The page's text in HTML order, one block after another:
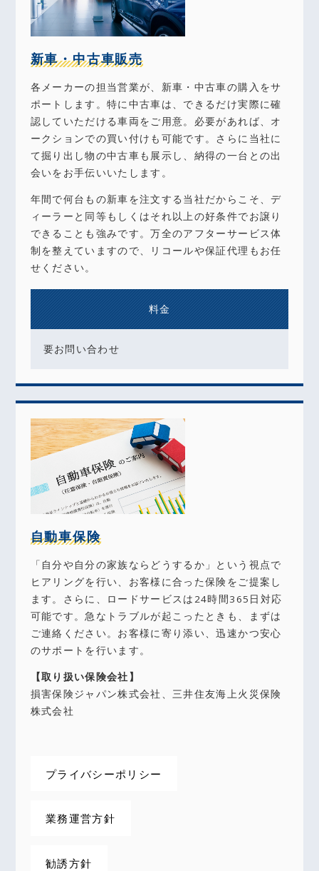
新車・中古車販売
各メーカーの担当営業が、新車・中古車の購入をサ
ポートします。特に中古車は、できるだけ実際に確
認していただける車両をご用意。必要があれば、オ
ークションでの買い付けも可能です。さらに当社に
て掘り出し物の中古車も展示し、納得の一台との出
会いをお手伝いいたします。
年間で何台もの新車を注文する当社だからこそ、デ
ィーラーと同等もしくはそれ以上の好条件でお譲り
できることも強みです。万全のアフターサービス体
制を整えていますので、リコールや保証代理もお任
せください。
料金
要お問い合わせ
自動車保険
「自分や自分の家族ならどうするか」という視点で
ヒアリングを行い、お客様に合った保険をご提案し
ます。さらに、ロードサービスは24時間365日対応
可能です。急なトラブルが起こったときも、まずは
ご連絡ください。お客様に寄り添い、迅速かつ安心
のサポートを行います。
【取り扱い保険会社】
損害保険ジャパン株式会社、三井住友海上火災保険
株式会社
プライバシーポリシー
業務運営方針
勧誘方針